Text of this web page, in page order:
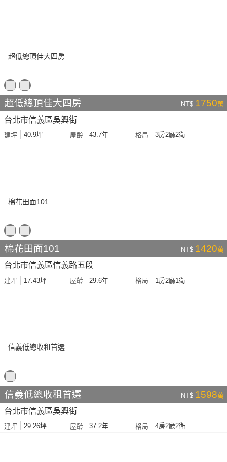
超低總頂佳大四房 NT$ 1750萬
台北市信義區吳興街
建坪 40.9坪 屋齡 43.7年 格局 3房2廳2衛
棉花田面101 NT$ 1420萬
台北市信義區信義路五段
建坪 17.43坪 屋齡 29.6年 格局 1房2廳1衛
信義低總收租首選 NT$ 1598萬
台北市信義區吳興街
建坪 29.26坪 屋齡 37.2年 格局 4房2廳2衛